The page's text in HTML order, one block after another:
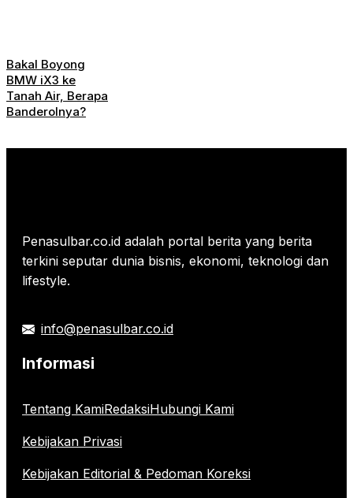
Bakal Boyong
BMW iX3 ke
Tanah Air, Berapa
Banderolnya?
Penasulbar.co.id adalah portal berita yang berita
terkini seputar dunia bisnis, ekonomi, teknologi dan
lifestyle.
info@penasulbar.co.id
Informasi
Tentang KamiRedaksiHubungi Kami
Kebijakan Privasi
Kebijakan Editorial & Pedoman Koreksi